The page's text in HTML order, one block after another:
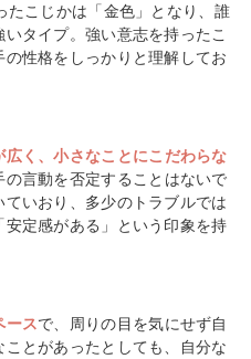
たこじかは「金色」となり、誰
タイプ。強い意志を持ったこ
性格をしっかりと理解してお
広く、小さなことにこだわらな
言動を否定することはないで
いおり、多少のトラブルでは
定感がある」という印象を持
ースで、周りの目を気にせず自
とがあったとしても、自分な